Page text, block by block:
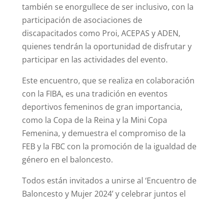
también se enorgullece de ser inclusivo, con la
participación de asociaciones de
discapacitados como Proi, ACEPAS y ADEN,
quienes tendrán la oportunidad de disfrutar y
participar en las actividades del evento.
Este encuentro, que se realiza en colaboración
con la FIBA, es una tradición en eventos
deportivos femeninos de gran importancia,
como la Copa de la Reina y la Mini Copa
Femenina, y demuestra el compromiso de la
FEB y la FBC con la promoción de la igualdad de
género en el baloncesto.
Todos están invitados a unirse al ‘Encuentro de
Baloncesto y Mujer 2024’ y celebrar juntos el